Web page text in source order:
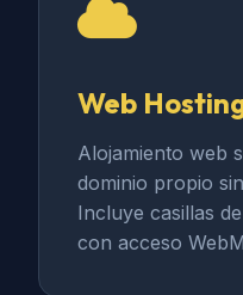
Web
Alojamiento web
dominio propio
Incluye casillas
con acceso